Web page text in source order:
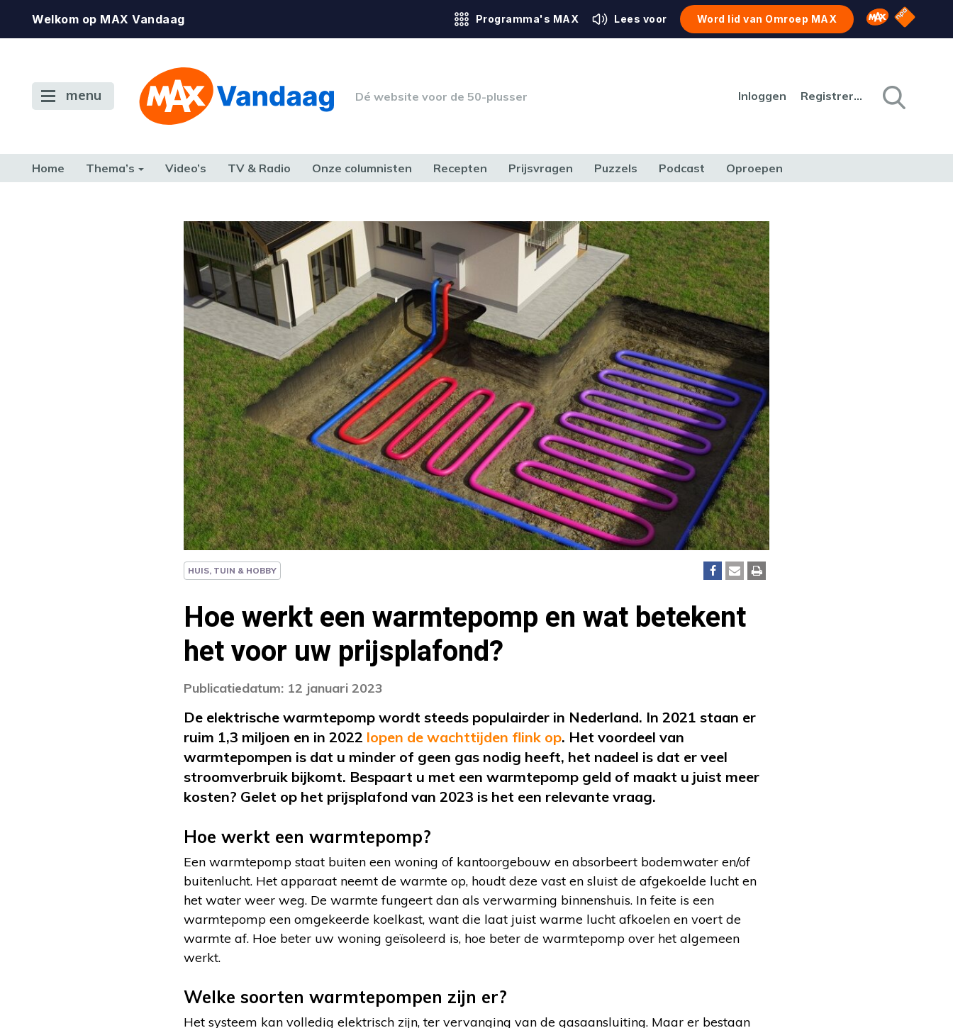
Welkom op MAX Vandaag Programma's MAX Lees voor Word lid van Omroep MAX Omroep MAX
NPO
menu Dé website voor de 50-plusser Inloggen Registreren
Home Thema’s Video’s TV & Radio Onze columnisten Recepten Prijsvragen Puzzels Podcast Oproepen
HUIS, TUIN & HOBBY
Hoe werkt een warmtepomp en wat betekent
het voor uw prijsplafond?
Publicatiedatum: 12 januari 2023
De elektrische warmtepomp wordt steeds populairder in Nederland. In 2021 staan er
ruim 1,3 miljoen en in 2022 lopen de wachttijden flink op. Het voordeel van
warmtepompen is dat u minder of geen gas nodig heeft, het nadeel is dat er veel
stroomverbruik bijkomt. Bespaart u met een warmtepomp geld of maakt u juist meer
kosten? Gelet op het prijsplafond van 2023 is het een relevante vraag.
Hoe werkt een warmtepomp?
Een warmtepomp staat buiten een woning of kantoorgebouw en absorbeert bodemwater en/of
buitenlucht. Het apparaat neemt de warmte op, houdt deze vast en sluist de afgekoelde lucht en
het water weer weg. De warmte fungeert dan als verwarming binnenshuis. In feite is een
warmtepomp een omgekeerde koelkast, want die laat juist warme lucht afkoelen en voert de
warmte af. Hoe beter uw woning geïsoleerd is, hoe beter de warmtepomp over het algemeen
werkt.
Welke soorten warmtepompen zijn er?
Het systeem kan volledig elektrisch zijn, ter vervanging van de gasaansluiting. Maar er bestaan